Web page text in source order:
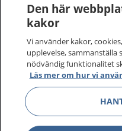
På 1177.se får du råd
sjukdomar och vilka
Logga in för att läsa
vårdärenden. Ring
sjukvårdsrådgivning
1177 ger dig råd när
Den här
kakor
Vi använder kakor,
upplevelse, sammanställa
nödvändig funktionalitet
Läs mer om hur vi